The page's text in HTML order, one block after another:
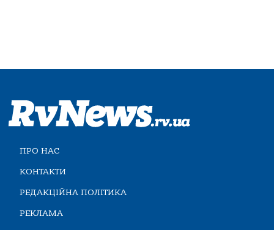
ПРО НАС
КОНТАКТИ
РЕДАКЦІЙНА ПОЛІТИКА
РЕКЛАМА